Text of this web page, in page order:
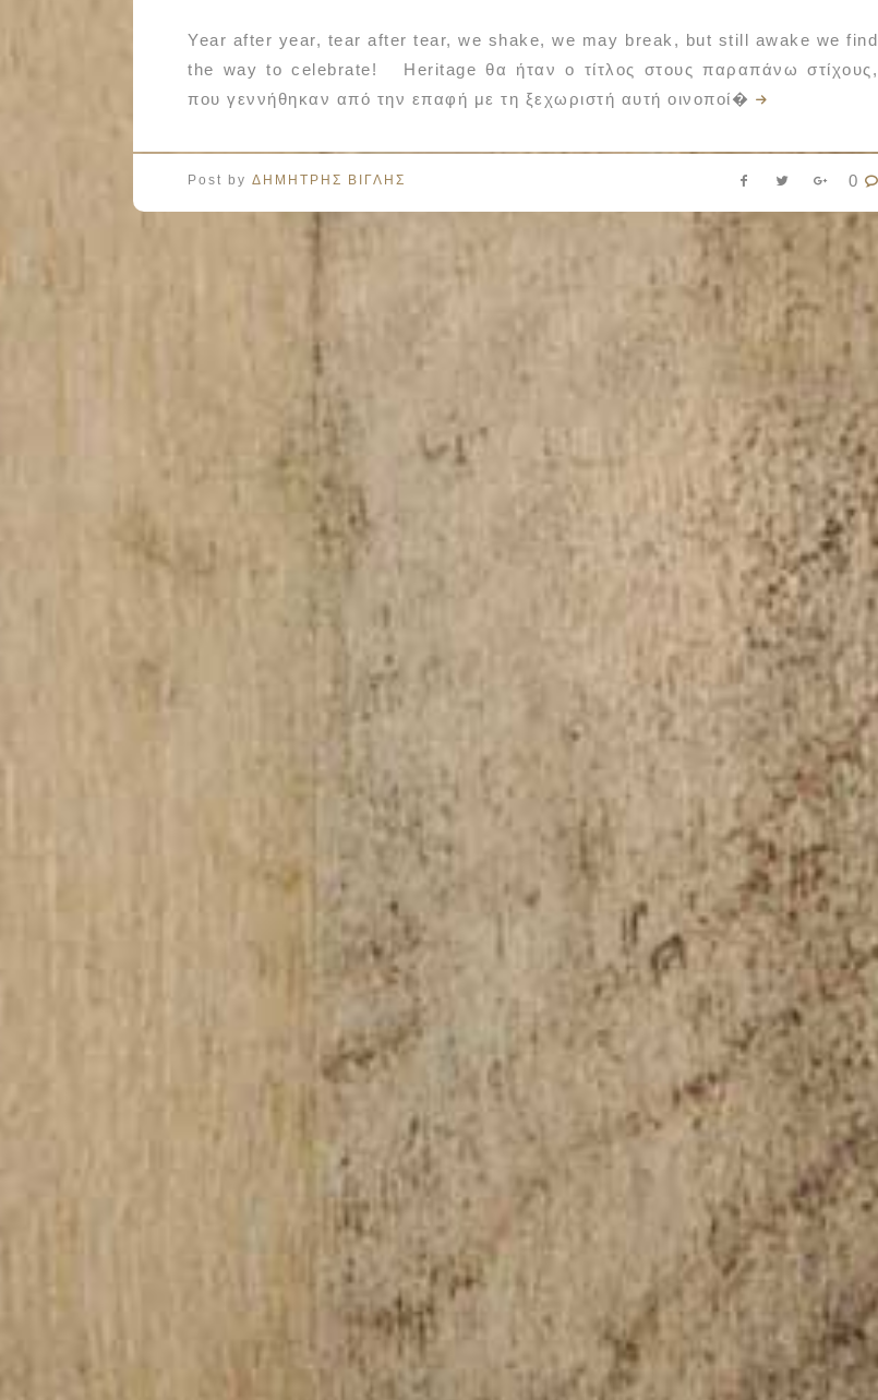
Year after year, tear after tear, we shake, we may break, but still awake we find
the way to celebrate! Heritage θα ήταν ο τίτλος στους παραπάνω στίχους,
που γεννήθηκαν από την επαφή με τη ξεχωριστή αυτή οινοποί�
Post by ΔΗΜΗΤΡΗΣ ΒΙΓΛΗΣ 0